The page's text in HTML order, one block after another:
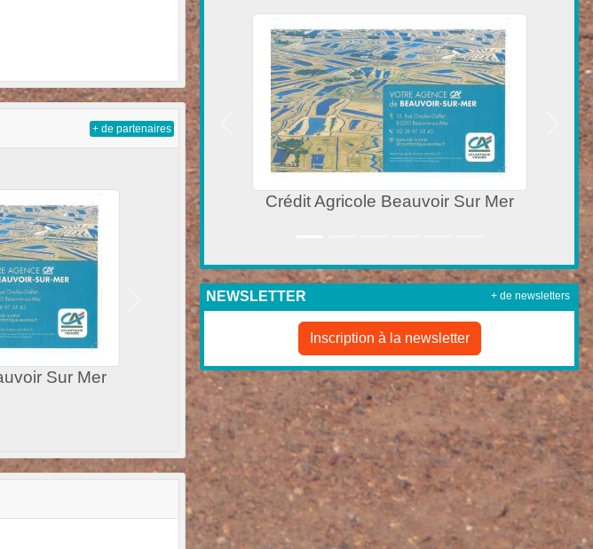
NESTENN
+ de partenaires
Crédit Agricole Beauvoir Sur Mer Café des sports BEAUVOIR
Précedent
NEWSLETTER
Inscription à la newsletter
+ de newsletters